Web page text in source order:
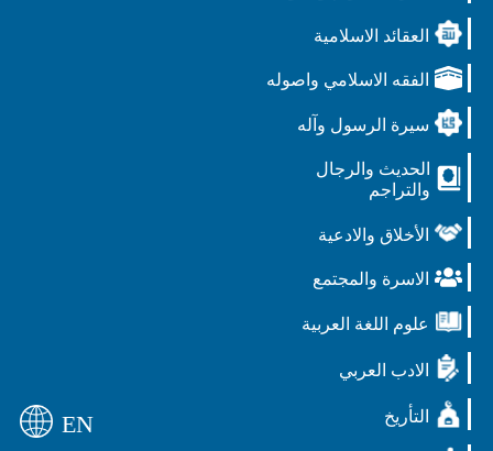
العقائد الاسلامية
الفقه الاسلامي واصوله
سيرة الرسول وآله
الحديث والرجال
والتراجم
الأخلاق والادعية
الاسرة والمجتمع
علوم اللغة العربية
الادب العربي
التأريخ EN